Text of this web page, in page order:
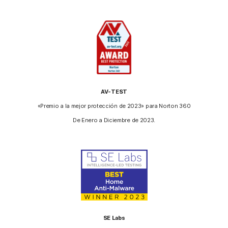
AV-TEST
«Premio a la mejor protección de 2023» para Norton 360
De Enero a Diciembre de 2023.
SE Labs